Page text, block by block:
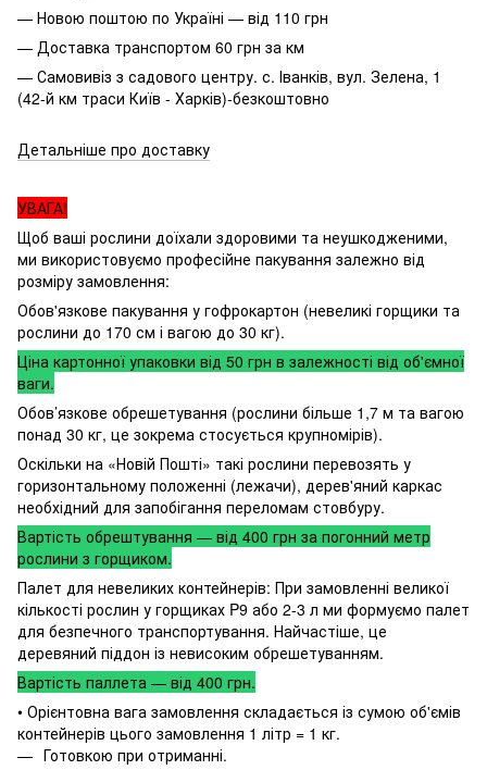
— Новою поштою по Україні — від 110 грн
— Доставка транспортом 60 грн за км
— Самовивіз з садового центру. с. Іванків, вул. Зелена, 1
(42-й км траси Київ - Харків)-безкоштовно
Детальніше про доставку
УВАГА!
Щоб ваші рослини доїхали здоровими та неушкодженими,
ми використовуємо професійне пакування залежно від
розміру замовлення:
Обов'язкове пакування у гофрокартон (невеликі горщики та
рослини до 170 см і вагою до 30 кг).
Ціна картонної упаковки від 50 грн в залежності від об'ємної
ваги.
Обов’язкове обрешетування (рослини більше 1,7 м та вагою
понад 30 кг, це зокрема стосується крупномірів).
Оскільки на «Новій Пошті» такі рослини перевозять у
горизонтальному положенні (лежачи), дерев'яний каркас
необхідний для запобігання переломам стовбуру.
Вартість обрештування — від 400 грн за погонний метр
рослини з горщиком.
Палет для невеликих контейнерів: При замовленні великої
кількості рослин у горщиках P9 або 2-3 л ми формуємо палет
для безпечного транспортування. Найчастіше, це
деревяний піддон із невисоким обрешетуванням.
Вартість паллета — від 400 грн.
• Орієнтовна вага замовлення складається із сумою об'ємів
контейнерів цього замовлення 1 літр = 1 кг.
Готовкою при отриманні.